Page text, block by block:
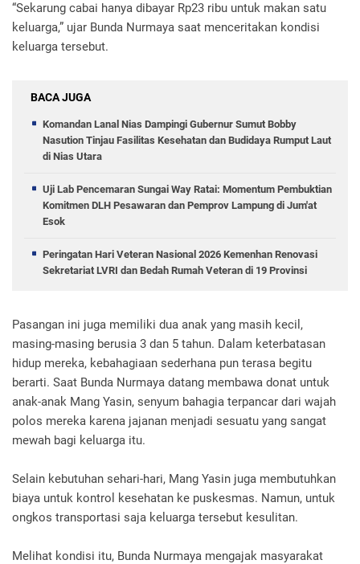
“Sekarung cabai hanya dibayar Rp23 ribu untuk makan satu
keluarga,” ujar Bunda Nurmaya saat menceritakan kondisi
keluarga tersebut.
BACA JUGA
Komandan Lanal Nias Dampingi Gubernur Sumut Bobby
Nasution Tinjau Fasilitas Kesehatan dan Budidaya Rumput Laut
di Nias Utara
Uji Lab Pencemaran Sungai Way Ratai: Momentum Pembuktian
Komitmen DLH Pesawaran dan Pemprov Lampung di Jum'at
Esok
Peringatan Hari Veteran Nasional 2026 Kemenhan Renovasi
Sekretariat LVRI dan Bedah Rumah Veteran di 19 Provinsi
Pasangan ini juga memiliki dua anak yang masih kecil,
masing-masing berusia 3 dan 5 tahun. Dalam keterbatasan
hidup mereka, kebahagiaan sederhana pun terasa begitu
berarti. Saat Bunda Nurmaya datang membawa donat untuk
anak-anak Mang Yasin, senyum bahagia terpancar dari wajah
polos mereka karena jajanan menjadi sesuatu yang sangat
mewah bagi keluarga itu.
Selain kebutuhan sehari-hari, Mang Yasin juga membutuhkan
biaya untuk kontrol kesehatan ke puskesmas. Namun, untuk
ongkos transportasi saja keluarga tersebut kesulitan.
Melihat kondisi itu, Bunda Nurmaya mengajak masyarakat